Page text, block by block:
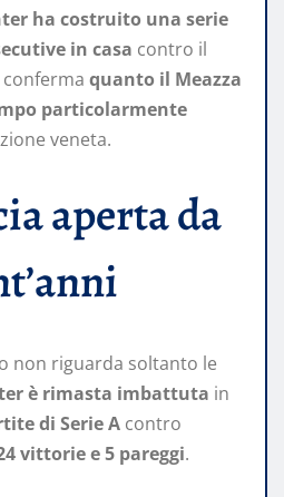
ha costruito una serie
in casa contro il
quanto il Meazza
particolarmente
veneta.
aperta da
non riguarda soltanto le
è rimasta imbattuta in
di Serie A contro
vittorie e 5 pareggi.